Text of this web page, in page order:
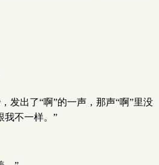
发出了“啊”的一声，那声“啊”里没
我不一样。”